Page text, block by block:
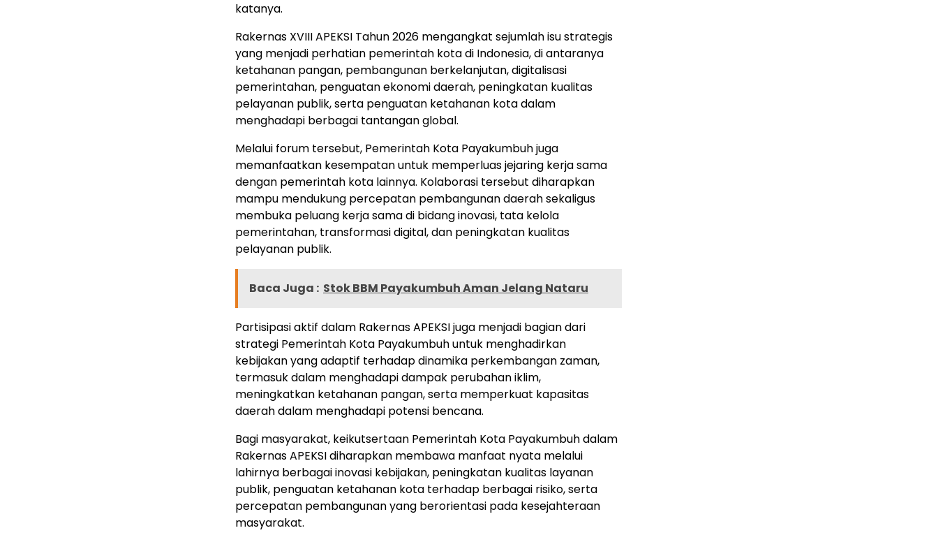
katanya.
Rakernas XVIII APEKSI Tahun 2026 mengangkat sejumlah isu strategis
yang menjadi perhatian pemerintah kota di Indonesia, di antaranya
ketahanan pangan, pembangunan berkelanjutan, digitalisasi
pemerintahan, penguatan ekonomi daerah, peningkatan kualitas
pelayanan publik, serta penguatan ketahanan kota dalam
menghadapi berbagai tantangan global.
Melalui forum tersebut, Pemerintah Kota Payakumbuh juga
memanfaatkan kesempatan untuk memperluas jejaring kerja sama
dengan pemerintah kota lainnya. Kolaborasi tersebut diharapkan
mampu mendukung percepatan pembangunan daerah sekaligus
membuka peluang kerja sama di bidang inovasi, tata kelola
pemerintahan, transformasi digital, dan peningkatan kualitas
pelayanan publik.
Baca Juga : Stok BBM Payakumbuh Aman Jelang Nataru
Partisipasi aktif dalam Rakernas APEKSI juga menjadi bagian dari
strategi Pemerintah Kota Payakumbuh untuk menghadirkan
kebijakan yang adaptif terhadap dinamika perkembangan zaman,
termasuk dalam menghadapi dampak perubahan iklim,
meningkatkan ketahanan pangan, serta memperkuat kapasitas
daerah dalam menghadapi potensi bencana.
Bagi masyarakat, keikutsertaan Pemerintah Kota Payakumbuh dalam
Rakernas APEKSI diharapkan membawa manfaat nyata melalui
lahirnya berbagai inovasi kebijakan, peningkatan kualitas layanan
publik, penguatan ketahanan kota terhadap berbagai risiko, serta
percepatan pembangunan yang berorientasi pada kesejahteraan
masyarakat.